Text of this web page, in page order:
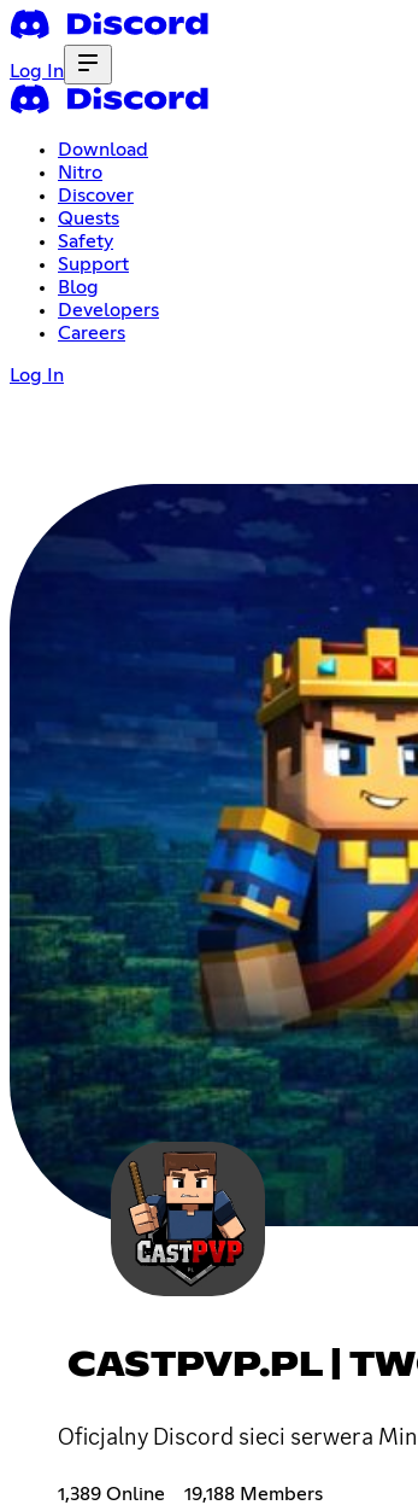
Log In
Download
Nitro
Discover
Quests
Safety
Support
Blog
Developers
Careers
Log In
CASTPVP.PL |
Oficjalny Discord sieci serwera
1,389 Online 19,188 Members